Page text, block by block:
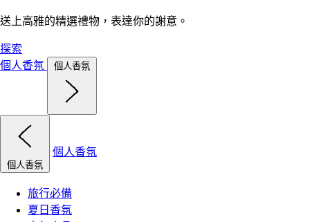
送上高雅的精選禮物，表達你的謝意。
探索
個人香氛
個人香氛
個人香氛
個人香氛
旅行必備
夏日香氛